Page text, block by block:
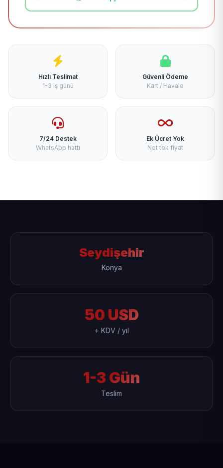
Hızlı Teslimat
1-3 iş günü
Güvenli Ödeme
Kart / Havale
7/24 Destek
WhatsApp hattı
Ek Ücret Yok
Net tek fiyat
Seydişehir
Konya
50 USD
+ KDV / yıl
1-3 Gün
Teslim